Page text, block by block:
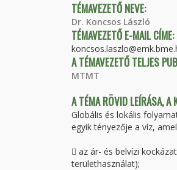
TÉMAVEZETŐ NEVE:
Dr. Koncsos László
TÉMAVEZETŐ E-MAIL CÍME:
A TÉMAVEZETŐ TELJES
MTMT
A TÉMA RÖVID LEÍRÁSA, A
Globális és lokális
egyik tényezője a víz,
 az ár- és belvízi
területhasználat);